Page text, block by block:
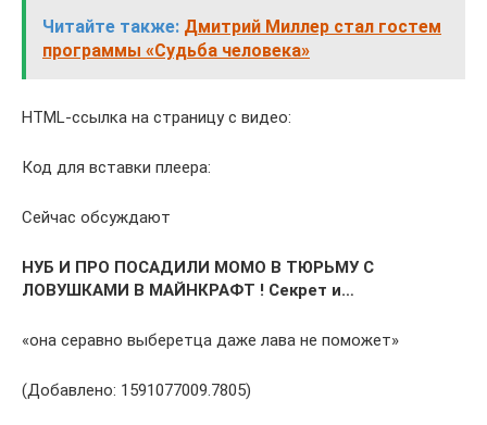
Читайте также: Дмитрий Миллер стал гостем
программы «Судьба человека»
HTML-ссылка на страницу с видео:
Код для вставки плеера:
Сейчас обсуждают
НУБ И ПРО ПОСАДИЛИ МОМО В ТЮРЬМУ С
ЛОВУШКАМИ В МАЙНКРАФТ ! Секрет и…
«она серавно выберетца даже лава не поможет»
(Добавлено: 1591077009.7805)